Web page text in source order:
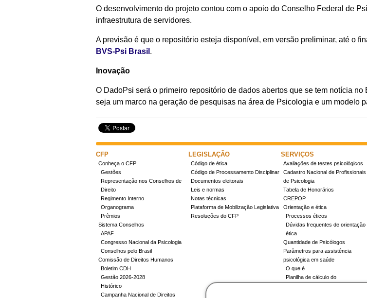
O desenvolvimento do projeto contou com o apoio do Conselho Federal de
infraestrutura de servidores.
A previsão é que o repositório esteja disponível, em versão preliminar, até o
BVS-Psi Brasil .
Inovação
O DadoPsi será o primeiro repositório de dados abertos que se tem notícia
seja um marco na geração de pesquisas na área de Psicologia e um modelo
CFP
Conheça o CFP
Gestões
Representação nos Conselhos de
Direito
Regimento Interno
Organograma
Prêmios
Sistema Conselhos
APAF
Congresso Nacional da Psicologia
Conselhos pelo Brasil
Comissão de Direitos Humanos
Boletim CDH
Gestão 2026-2028
Histórico
Campanha Nacional de Direitos
LEGISLAÇÃO
Código de ética
Código de Processamento Disciplinar
Documentos eleitorais
Leis e normas
Notas técnicas
Plataforma de Mobilização Legislativa
Resoluções do CFP
SERVIÇOS
Avaliações de testes psicológicos
Cadastro Nacional de Profissionais
de Psicologia
Tabela de Honorários
CREPOP
Orientação e ética
Processos éticos
Dúvidas frequentes de orientação
ética
Quantidade de Psicólogos
Parâmetros para assistência
psicológica em saúde
O que é
Planilha de cálculo do